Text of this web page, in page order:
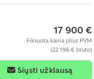
17 900 €
Fiksuota kaina plius PVM
(22 196 € bruto)
Siųsti užklausą